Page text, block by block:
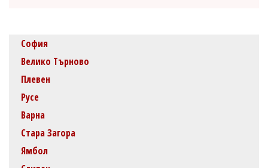
София
Велико Търново
Плевен
Русе
Варна
Стара Загора
Ямбол